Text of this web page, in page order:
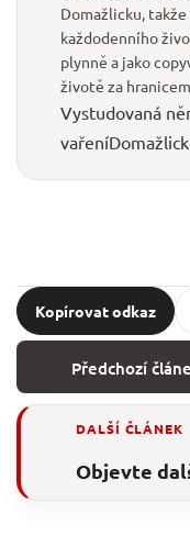
Domažlicku,
každodenního
plynně a jako
životě za
Vystudovaná
vaření
Kopírovat odkaz
Předchozí
DALŠÍ ČLÁNEK
Objevte